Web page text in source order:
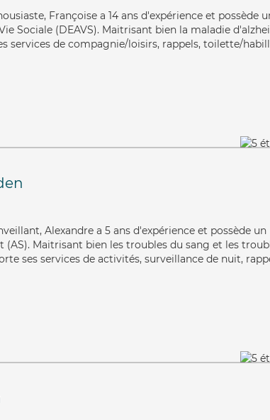
Françoise a 14 ans d'expérience et possède
Sociale (DEAVS). Maitrisant bien la maladie
services de compagnie/loisirs, rappels, toilette/
Alexandre a 5 ans d'expérience et possède un
Maitrisant bien les troubles du sang et les
ses services de activités, surveillance de nuit,